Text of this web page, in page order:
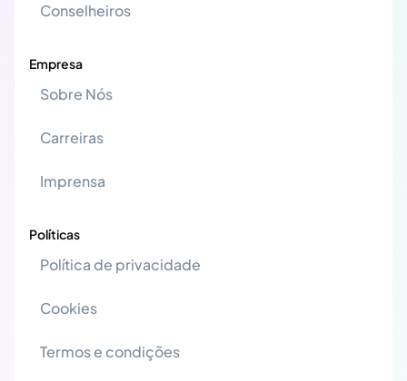
Conselheiros
Empresa
Sobre Nós
Carreiras
Imprensa
Políticas
Política de privacidade
Cookies
Termos e condições